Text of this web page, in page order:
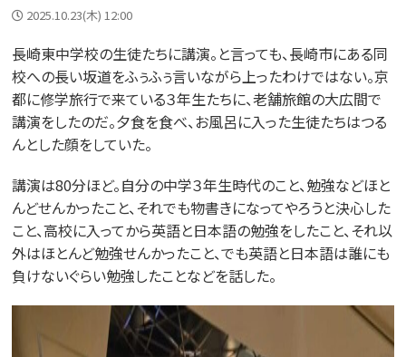
2025.10.23(木) 12:00
長崎東中学校の生徒たちに講演。と言っても、長崎市にある同
校への長い坂道をふぅふぅ言いながら上ったわけではない。京
都に修学旅行で来ている３年生たちに、老舗旅館の大広間で
講演をしたのだ。夕食を食べ、お風呂に入った生徒たちはつる
んとした顔をしていた。
講演は80分ほど。自分の中学３年生時代のこと、勉強などほと
んどせんかったこと、それでも物書きになってやろうと決心した
こと、高校に入ってから英語と日本語の勉強をしたこと、それ以
外はほとんど勉強せんかったこと、でも英語と日本語は誰にも
負けないぐらい勉強したことなどを話した。